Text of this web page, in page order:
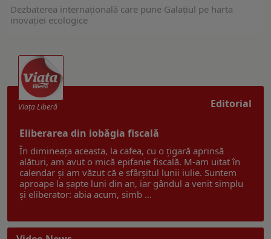
Dezbaterea internațională care pune Galațiul pe harta
inovației ecologice
Editorial
Viaţa Liberă
Eliberarea din iobăgia fiscală
În dimineața aceasta, la cafea, cu o țigară aprinsă
alături, am avut o mică epifanie fiscală. M-am uitat în
calendar și am văzut că e sfârșitul lunii iulie. Suntem
aproape la șapte luni din an, iar gândul a venit simplu
și eliberator: abia acum, simb ...